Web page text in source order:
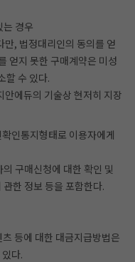
는 경우
만, 법정대리인의 동의를 얻
얻지 못한 구매계약은 미성
할 수 있다.
에듀의 기술상 현저히 지장
인통지형태로 이용자에게
구매신청에 대한 확인 및
한 정보 등을 포함한다.
등에 대한 대금지급방법은
다.